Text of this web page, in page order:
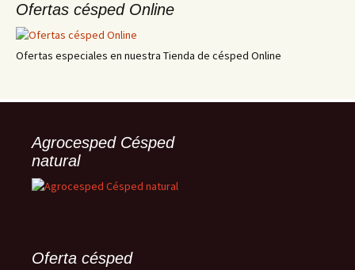
Ofertas césped Online
Ofertas especiales en nuestra Tienda de césped Online
Agrocesped Césped
natural
Oferta césped